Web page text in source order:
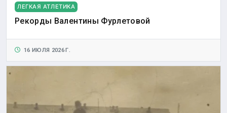
ЛЕГКАЯ АТЛЕТИКА
Рекорды Валентины Фурлетовой
16 ИЮЛЯ 2026 Г.